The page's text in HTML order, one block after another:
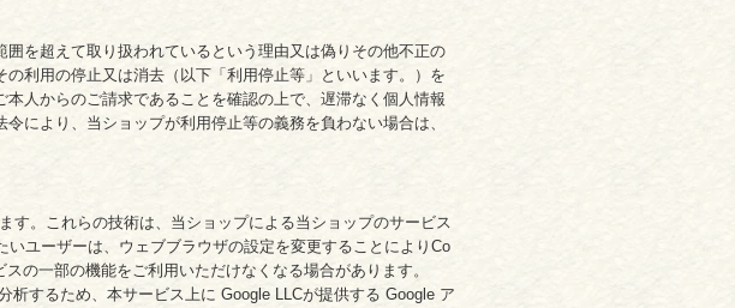
を超えて取り扱われているという理由又は偽りその他不正の
利用の停止又は消去（以下「利用停止等」といいます。）を
人からのご請求であることを確認の上で、遅滞なく個人情報
により、当ショップが利用停止等の義務を負わない場合は、
す。これらの技術は、当ショップによる当ショップのサービス
ユーザーは、ウェブブラウザの設定を変更することによりCo
の一部の機能をご利用いただけなくなる場合があります。
析するため、本サービス上に Google LLCが提供する Google ア